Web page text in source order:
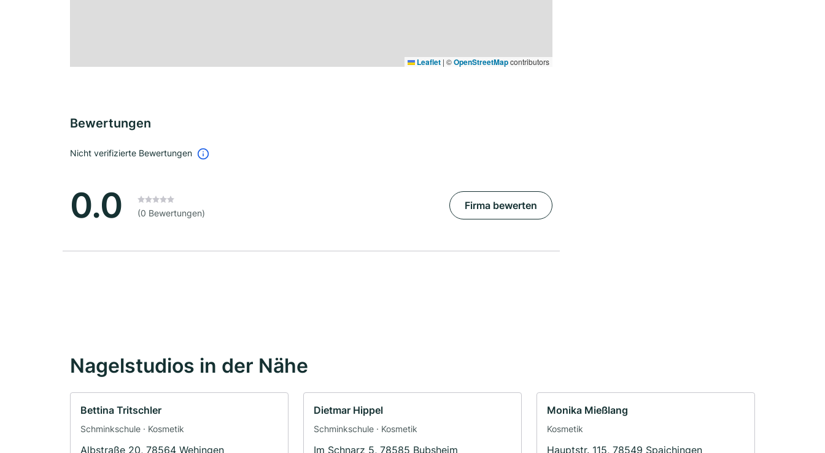
Leaflet | ©OpenStreetMapcontributors
Bewertungen
Nicht verifizierte Bewertungen
0.0 (0 Bewertungen)
Firma bewerten
Nagelstudios in der Nähe
Bettina Tritschler
Schminkschule · Kosmetik
Albstraße 20, 78564 Wehingen
Dietmar Hippel
Schminkschule · Kosmetik
Im Schnarz 5, 78585 Bubsheim
Monika Mießlang
Kosmetik
Hauptstr. 115, 78549 Spaichingen